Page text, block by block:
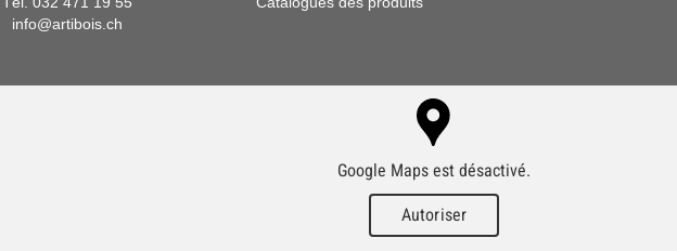
info@artibois.ch
Google Maps est désactivé.
Autoriser